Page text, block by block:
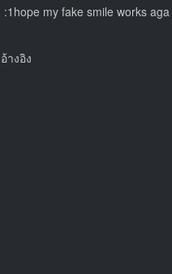
:1hope my fake smile works aga
อ้างอิง